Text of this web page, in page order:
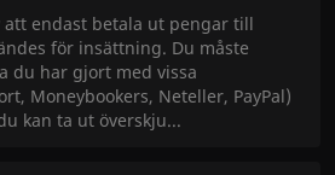
endast betala ut pengar till
för insättning. Du måste
du har gjort med vissa
Moneybookers, Neteller, PayPal)
kan ta ut överskju